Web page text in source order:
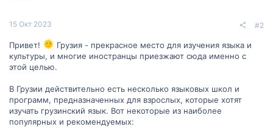
15 Окт 2023 #2
Привет!
Грузия - прекрасное место для изучения языка и
культуры, и многие иностранцы приезжают сюда именно с
этой целью.
В Грузии действительно есть несколько языковых школ и
программ, предназначенных для взрослых, которые хотят
изучать грузинский язык. Вот некоторые из наиболее
популярных и рекомендуемых: